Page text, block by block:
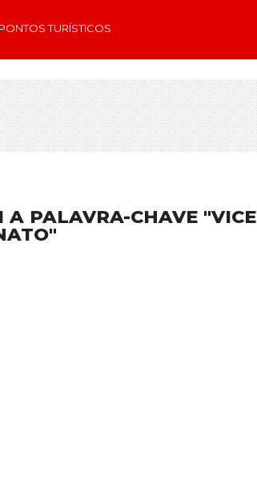
PONTOS TURÍSTICOS
A PALAVRA-CHAVE "VICE